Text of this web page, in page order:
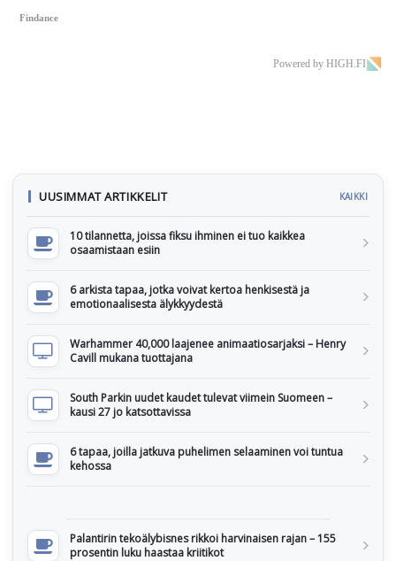
Findance
Powered by HIGH.FI
UUSIMMAT ARTIKKELIT KAIKKI
10 tilannetta, joissa fiksu ihminen ei tuo kaikkea
osaamistaan esiin
6 arkista tapaa, jotka voivat kertoa henkisestä ja
emotionaalisesta älykkyydestä
Warhammer 40,000 laajenee animaatiosarjaksi – Henry
Cavill mukana tuottajana
South Parkin uudet kaudet tulevat viimein Suomeen –
kausi 27 jo katsottavissa
6 tapaa, joilla jatkuva puhelimen selaaminen voi tuntua
kehossa
Palantirin tekoälybisnes rikkoi harvinaisen rajan – 155
prosentin luku haastaa kriitikot